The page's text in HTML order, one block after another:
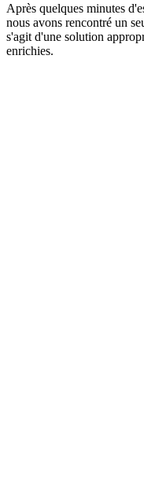
Après quelques minutes
nous avons rencontré un
s'agit d'une solution
enrichies.